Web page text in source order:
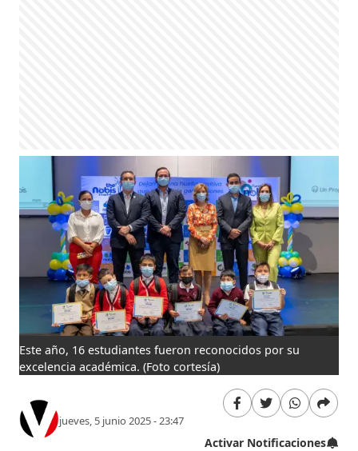
Este año, 16 estudiantes fueron reconocidos por su
excelencia académica. (Foto cortesía)
jueves, 5 junio 2025 - 23:47
Activar Notificaciones